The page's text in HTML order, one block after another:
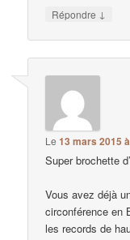
Répondre ↓
Le13 mars 2015
Super brochette
Vous avez déjà
circonférence en
les records de